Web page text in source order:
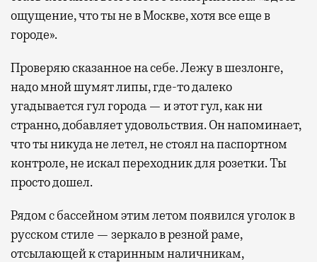
ощущение, что ты не в Москве, хотя все еще в
городе».
Проверяю сказанное на себе. Лежу в шезлонге,
надо мной шумят липы, где-то далеко
угадывается гул города — и этот гул, как ни
странно, добавляет удовольствия. Он напоминает,
что ты никуда не летел, не стоял на паспортном
контроле, не искал переходник для розетки. Ты
просто дошел.
Рядом с бассейном этим летом появился уголок в
русском стиле — зеркало в резной раме,
отсылающей к старинным наличникам,